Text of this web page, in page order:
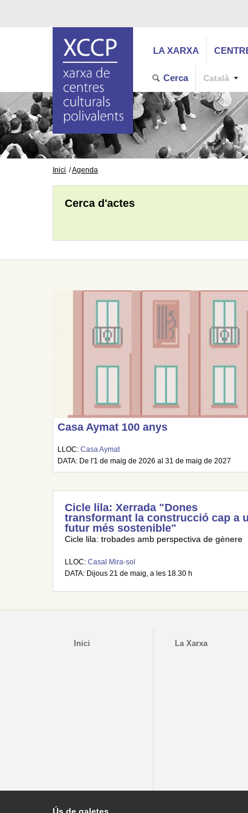
LA XARXA
Cerca Català
Inici Agenda
Cerca d'actes
Casa Aymat 100 anys
LLOC:Casa Aymat
DATA: De l'1 de maig de 2026 al 31 de maig de 2027
Cicle lila: Xerrada "Dones
transformant la construcció cap a
futur més sostenible"
Cicle lila: trobades amb perspectiva de gènere
LLOC: Casal Mira-sol
DATA: Dijous 21 de maig, a les 18.30 h
Inici La Xarxa